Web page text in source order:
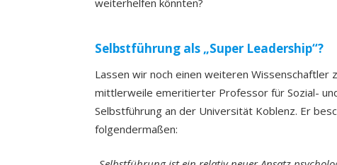
weiterhelfen könnten?
Selbstführung als „Super Leadership“?
Lassen wir noch einen weiteren Wissenschaftler
mittlerweile emeritierter Professor für Sozial-
Selbstführung an der Universität Koblenz. Er
folgendermaßen: